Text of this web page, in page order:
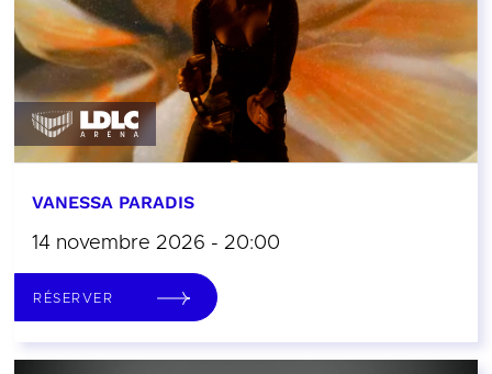
VANESSA PARADIS
14 novembre 2026 - 20:00
RÉSERVER